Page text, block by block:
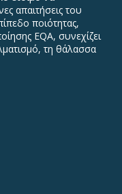
απαιτήσεις του
ποιότητας,
EQA, συνεχίζει
τη θάλασσα